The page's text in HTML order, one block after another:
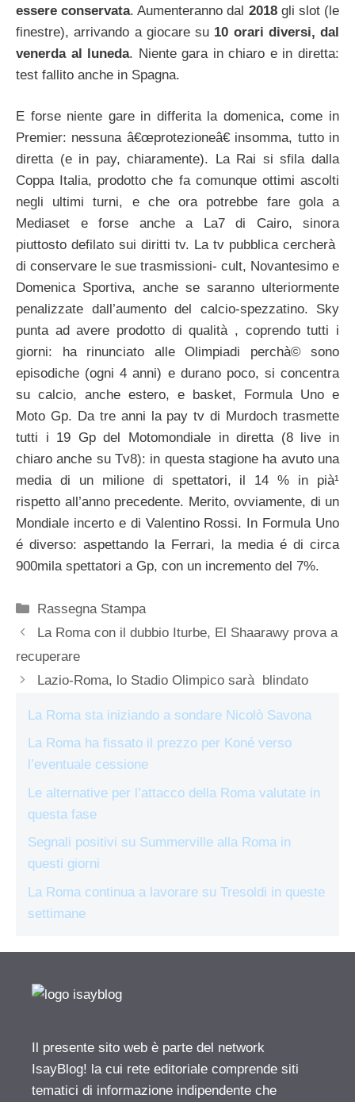
essere conservata. Aumenteranno dal 2018gli slot (le
finestre), arrivando a giocare su 10 orari diversi, dal
venerda al luneda. Niente gara in chiaro e in diretta:
test fallito anche in Spagna.
E forse niente gare in differita la domenica, come in
Premier: nessuna â€œprotezioneâ€ insomma, tutto in
diretta (e in pay, chiaramente). La Rai si sfila dalla
Coppa Italia, prodotto che fa comunque ottimi ascolti
negli ultimi turni, e che ora potrebbe fare gola a
Mediaset e forse anche a La7 di Cairo, sinora
piuttosto defilato sui diritti tv. La tv pubblica cercherà
di conservare le sue trasmissioni- cult, Novantesimo e
Domenica Sportiva, anche se saranno ulteriormente
penalizzate dall’aumento del calcio-spezzatino. Sky
punta ad avere prodotto di qualità , coprendo tutti i
giorni: ha rinunciato alle Olimpiadi perchà© sono
episodiche (ogni 4 anni) e durano poco, si concentra
su calcio, anche estero, e basket, Formula Uno e
Moto Gp. Da tre anni la pay tv di Murdoch trasmette
tutti i 19 Gp del Motomondiale in diretta (8 live in
chiaro anche su Tv8): in questa stagione ha avuto una
media di un milione di spettatori, il 14 % in pià¹
rispetto all’anno precedente. Merito, ovviamente, di un
Mondiale incerto e di Valentino Rossi. In Formula Uno
é diverso: aspettando la Ferrari, la media é di circa
900mila spettatori a Gp, con un incremento del 7%.
Categorie
Rassegna Stampa
La Roma con il dubbio Iturbe, El Shaarawy prova a
recuperare
Lazio-Roma, lo Stadio Olimpico sarà blindato
La Roma sta iniziando a sondare Nicolò Savona
La Roma ha fissato il prezzo per Koné verso
l’eventuale cessione
Le alternative per l’attacco della Roma valutate in
questa fase
Segnali positivi su Summerville alla Roma in
questi giorni
La Roma continua a lavorare su Tresoldi in queste
settimane
Il presente sito web è parte del network
IsayBlog! la cui rete editoriale comprende siti
tematici di informazione indipendente che